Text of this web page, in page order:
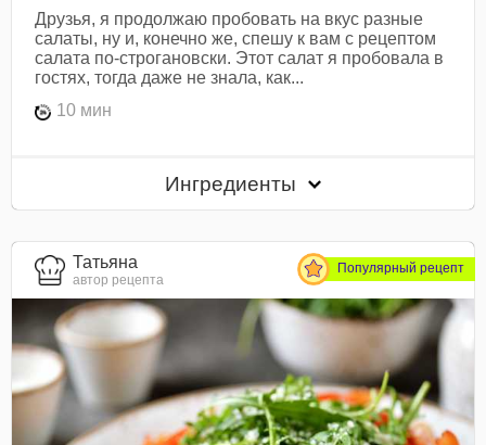
Друзья, я продолжаю пробовать на вкус разные
салаты, ну и, конечно же, спешу к вам с рецептом
салата по-строгановски. Этот салат я пробовала в
гостях, тогда даже не знала, как...
10 мин
Ингредиенты
Татьяна
автор рецепта
Популярный рецепт